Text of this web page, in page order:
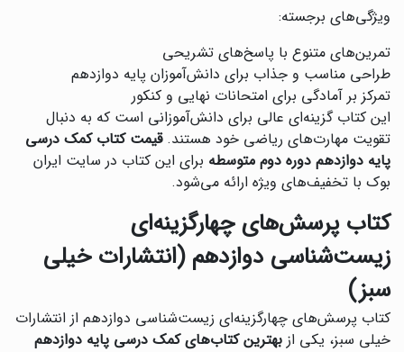
ویژگی‌های برجسته:
تمرین‌های متنوع با پاسخ‌های تشریحی
طراحی مناسب و جذاب برای دانش‌آموزان پایه دوازدهم
تمرکز بر آمادگی برای امتحانات نهایی و کنکور
این کتاب گزینه‌ای عالی برای دانش‌آموزانی است که به دنبال
تقویت مهارت‌های ریاضی خود هستند.قیمت کتاب کمک درسی
پایه دوازدهم دوره دوم متوسطه برای این کتاب در سایت ایران
بوک با تخفیف‌های ویژه ارائه می‌شود.
کتاب پرسش‌های چهارگزینه‌ای
زیست‌شناسی دوازدهم (انتشارات خیلی
سبز)
‌کتاب پرسش‌های چهارگزینه‌ای زیست‌شناسی دوازدهم از انتشارات
خیلی سبز، یکی از بهترین کتاب‌های کمک درسی پایه دوازدهم